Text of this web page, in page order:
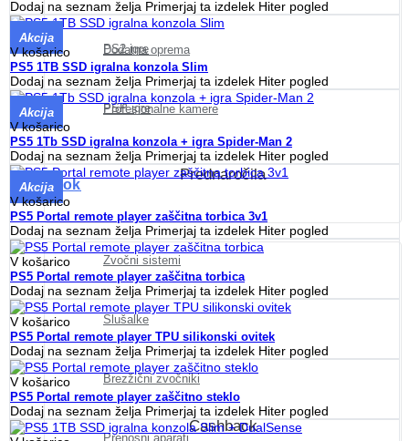
Dodatna oprema
Profesionalne kamere
Zvok
Zvočni sistemi
Slušalke
Brezžični zvočniki
Prenosni aparati
PS2 igre
PSP igre
Prednaročila
Cashback
Dodaj na seznam želja Primerjaj ta izdelek Hiter pogled
Akcija
V košarico
PS5 1TB SSD igralna konzola Slim
Dodaj na seznam želja Primerjaj ta izdelek Hiter pogled
Akcija
V košarico
PS5 1Tb SSD igralna konzola + igra Spider-Man 2
Dodaj na seznam želja Primerjaj ta izdelek Hiter pogled
Akcija
V košarico
PS5 Portal remote player zaščitna torbica 3v1
Dodaj na seznam želja Primerjaj ta izdelek Hiter pogled
V košarico
PS5 Portal remote player zaščitna torbica
Dodaj na seznam želja Primerjaj ta izdelek Hiter pogled
V košarico
PS5 Portal remote player TPU silikonski ovitek
Dodaj na seznam želja Primerjaj ta izdelek Hiter pogled
V košarico
PS5 Portal remote player zaščitno steklo
Dodaj na seznam želja Primerjaj ta izdelek Hiter pogled